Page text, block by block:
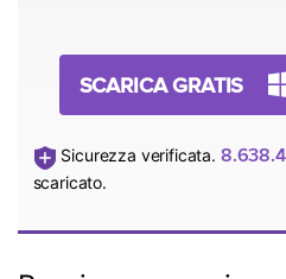
SCARICA GRATIS
Sicurezza verificata.
scaricato.